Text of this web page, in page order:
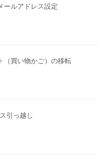
ールアドレス設定
（買い物かご）の移転
引っ越し